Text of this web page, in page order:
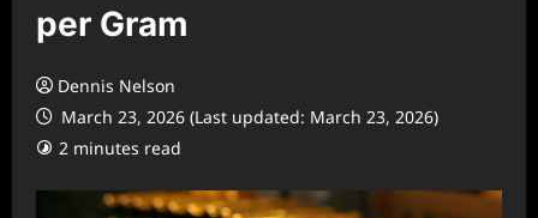
per Gram
Dennis Nelson
March 23, 2026 (Last updated: March 23, 2026)
2 minutes read